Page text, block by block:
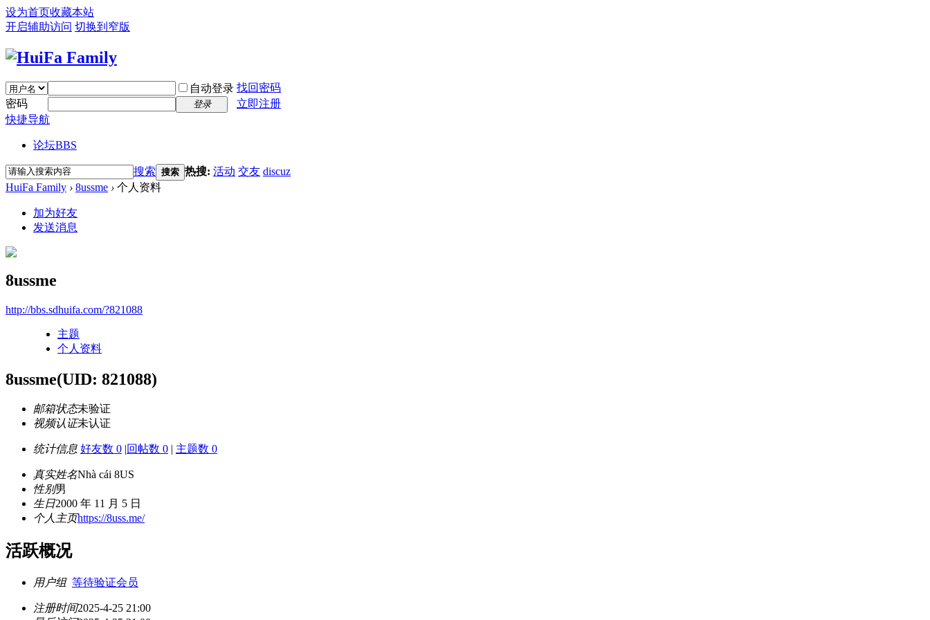
设为首页收藏本站
开启辅助访问 切换到窄版
自动登录 找回密码
密码
登录
立即注册
快捷导航
论坛BBS
搜索 搜索 热搜: 活动 交友 discuz
HuiFa Family › 8ussme › 个人资料
加为好友
发送消息
8ussme
http://bbs.sdhuifa.com/?821088
主题
个人资料
8ussme(UID: 821088)
邮箱状态未验证
视频认证未认证
统计信息 好友数 0 |回帖数 0 | 主题数 0
真实姓名Nhà cái 8US
性别男
生日2000 年 11 月 5 日
个人主页https://8uss.me/
活跃概况
用户组 等待验证会员
注册时间2025-4-25 21:00